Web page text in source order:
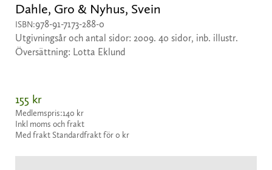
Dahle, Gro & Nyhus, Svein
ISBN:978-91-7173-288-0
Utgivningsår och antal sidor: 2009. 40 sidor, inb. illustr.
Översättning: Lotta Eklund
155 kr
Medlemspris:140 kr
Inkl moms och frakt
Med frakt Standardfrakt för 0 kr